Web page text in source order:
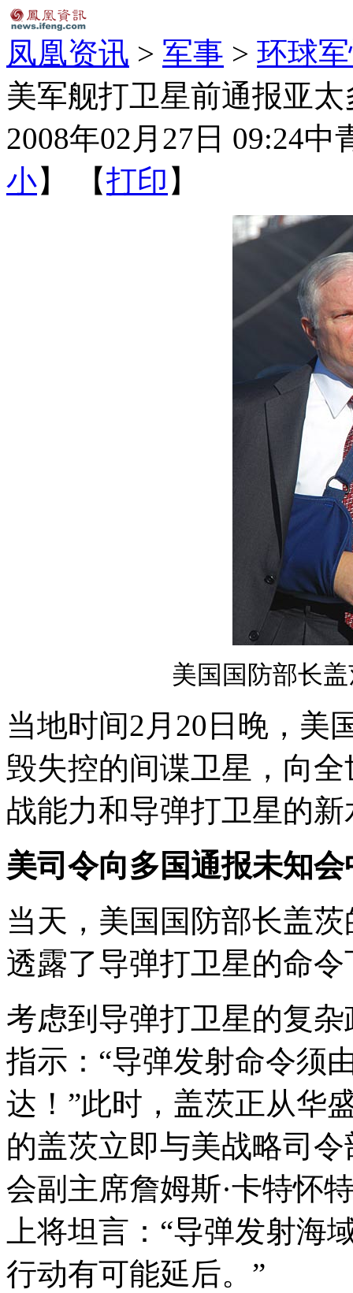
凤凰资讯 > 军事 > 环球
美军舰打卫星前通报亚
2008年02月27日 09:24中
小】 【打印 】
美国国防部长
当地时间2月20日晚，美
毁失控的间谍卫星，向
战能力和导弹打卫星的新
美司令向多国通报未知会
当天，美国国防部长盖
透露了导弹打卫星的命
考虑到导弹打卫星的复
指示：“导弹发射命令须
达！”此时，盖茨正从华
的盖茨立即与美战略司
会副主席詹姆斯·卡特怀
上将坦言：“导弹发射海
行动有可能延后。”